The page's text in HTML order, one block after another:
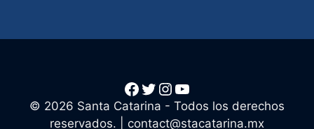
© 2026 Santa Catarina - Todos los derechos
reservados. | contact@stacatarina.mx
Facebook
Twitter
Instagram
YouTube